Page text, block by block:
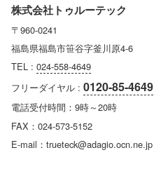
株式会社トゥルーテック
〒960-0241
福島県福島市笹谷字釜川原4-6
TEL : 024-558-4649
フリーダイヤル : 0120-85-4649
電話受付時間：9時～20時
FAX：024-573-5152
E-mail：trueteck@adagio.ocn.ne.jp